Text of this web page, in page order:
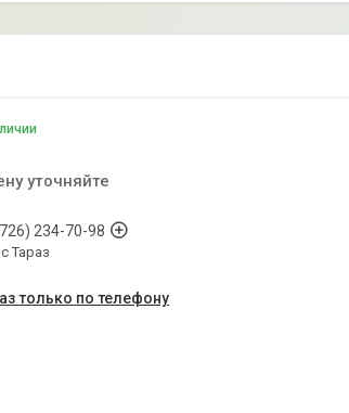
уточняйте
234-70-98
Тараз
только по телефону